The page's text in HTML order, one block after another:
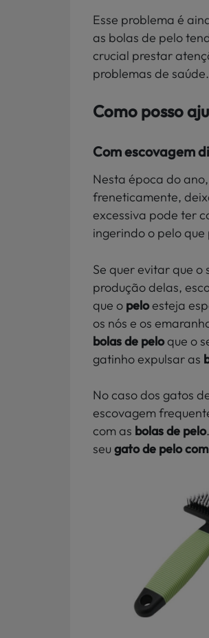
Esse problema é
as bolas de pelo
crucial prestar
problemas de saúde.
Como posso
Com escovagem
Nesta época do
freneticamente,
excessiva pode ter
ingerindo o pelo que
Se quer evitar que o
produção delas,
que o peloesteja
os nós e os
bolas de peloque o
gatinho expulsar as
No caso dos gatos
escovagem
com as bolas de pelo
seu gato de pelo